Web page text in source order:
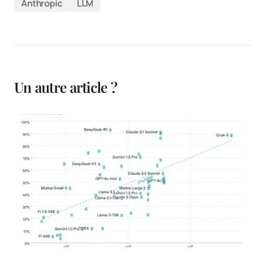
Anthropic LLM
Un autre article ?